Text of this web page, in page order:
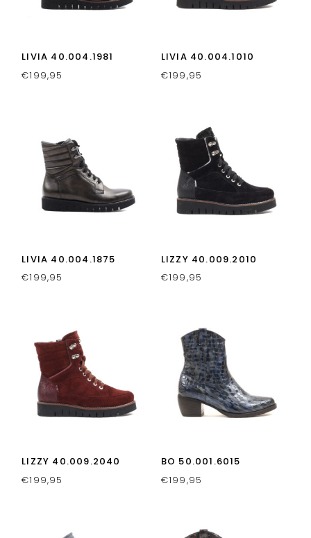
LIVIA 40.004.1981
€199,95
LIVIA 40.004.1010
€199,95
LIVIA 40.004.1875
€199,95
LIZZY 40.009.2010
€199,95
LIZZY 40.009.2040
€199,95
BO 50.001.6015
€199,95